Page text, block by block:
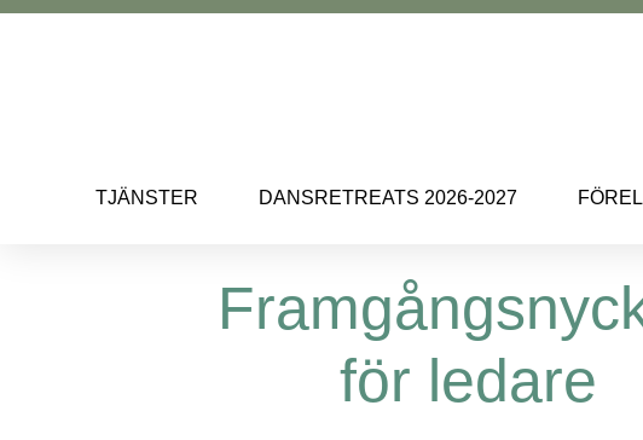
TJÄNSTER DANSRETREATS 2026-2027
för ledare